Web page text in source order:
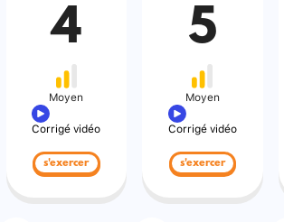
4
Moyen
Corrigé vidéo
s'exercer
5
Moyen
Corrigé vidéo
s'exercer